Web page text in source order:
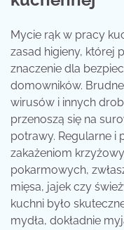
Mycie rąk w pracy
zasad higieny, której
znaczenie dla
domowników.
wirusów i innych
przenoszą się na
potrawy. Regularne i
zakażeniom
pokarmowych,
mięsa, jajek czy
kuchni było
mydła, dokładnie